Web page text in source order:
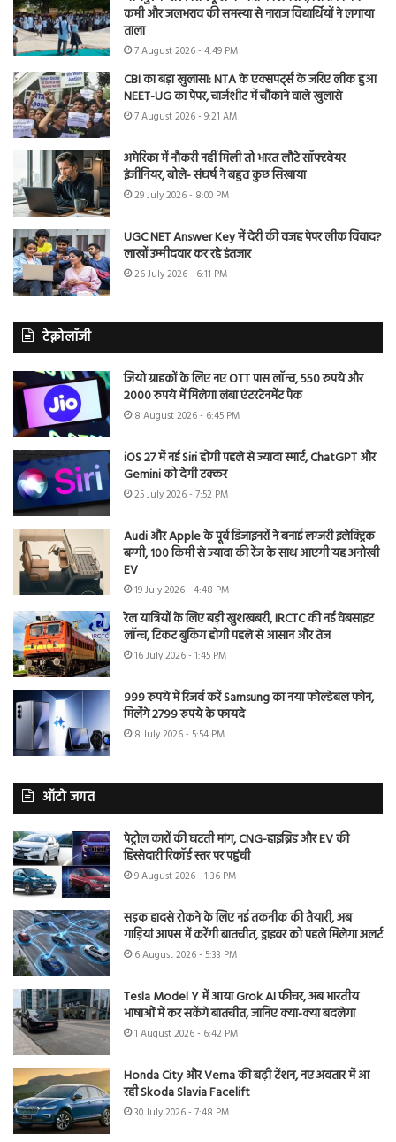
कमी और जलभराव की समस्या से नाराज विद्यार्थियों ने लगाया
ताला
7 August 2026 - 4:49 PM
CBI का बड़ा खुलासा: NTA के एक्सपर्ट्स के जरिए लीक हुआ
NEET-UG का पेपर, चार्जशीट में चौंकाने वाले खुलासे
7 August 2026 - 9:21 AM
अमेरिका में नौकरी नहीं मिली तो भारत लौटे सॉफ्टवेयर
इंजीनियर, बोले- संघर्ष ने बहुत कुछ सिखाया
29 July 2026 - 8:00 PM
UGC NET Answer Key में देरी की वजह पेपर लीक विवाद?
लाखों उम्मीदवार कर रहे इंतजार
26 July 2026 - 6:11 PM
टेक्नोलॉजी
जियो ग्राहकों के लिए नए OTT पास लॉन्च, 550 रुपये और
2000 रुपये में मिलेगा लंबा एंटरटेनमेंट पैक
8 August 2026 - 6:45 PM
iOS 27 में नई Siri होगी पहले से ज्यादा स्मार्ट, ChatGPT और
Gemini को देगी टक्कर
25 July 2026 - 7:52 PM
Audi और Apple के पूर्व डिजाइनरों ने बनाई लग्जरी इलेक्ट्रिक
बग्गी, 100 किमी से ज्यादा की रेंज के साथ आएगी यह अनोखी
EV
19 July 2026 - 4:48 PM
रेल यात्रियों के लिए बड़ी खुशखबरी, IRCTC की नई वेबसाइट
लॉन्च, टिकट बुकिंग होगी पहले से आसान और तेज
16 July 2026 - 1:45 PM
999 रुपये में रिजर्व करें Samsung का नया फोल्डेबल फोन,
मिलेंगे 2799 रुपये के फायदे
8 July 2026 - 5:54 PM
ऑटो जगत
पेट्रोल कारों की घटती मांग, CNG-हाइब्रिड और EV की
हिस्सेदारी रिकॉर्ड स्तर पर पहुंची
9 August 2026 - 1:36 PM
सड़क हादसे रोकने के लिए नई तकनीक की तैयारी, अब
गाड़ियां आपस में करेंगी बातचीत, ड्राइवर को पहले मिलेगा अलर्ट
6 August 2026 - 5:33 PM
Tesla Model Y में आया Grok AI फीचर, अब भारतीय
भाषाओं में कर सकेंगे बातचीत, जानिए क्या-क्या बदलेगा
1 August 2026 - 6:42 PM
Honda City और Verna की बढ़ी टेंशन, नए अवतार में आ
रही Skoda Slavia Facelift
30 July 2026 - 7:48 PM